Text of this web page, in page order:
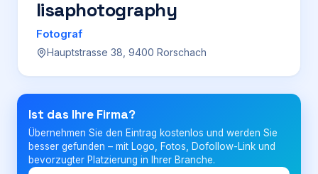
Preise
Für Firmen
Login
Firma eintragen
lisaphotography
Fotograf
Hauptstrasse 38, 9400 Rorschach
Ist das Ihre Firma?
Übernehmen Sie den Eintrag kostenlos und werden Sie
besser gefunden – mit Logo, Fotos, Dofollow-Link und
bevorzugter Platzierung in Ihrer Branche.